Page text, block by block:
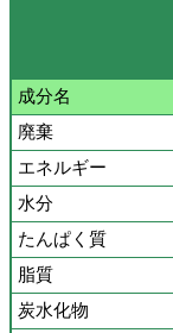
成分名
廃棄
エネルギー
水分
たんぱく質
脂質
炭水化物